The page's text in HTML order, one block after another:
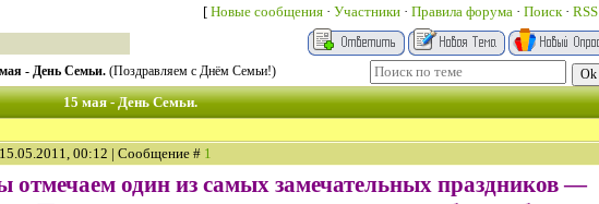
[ Новые сообщения · Участники · Правила форума · Поиск· RSS
- День Семьи. (Поздравляем с Днём Семьи!)
15 мая - День Семьи.
00:12 | Сообщение # 1
отмечаем один из самых замечательных праздников —